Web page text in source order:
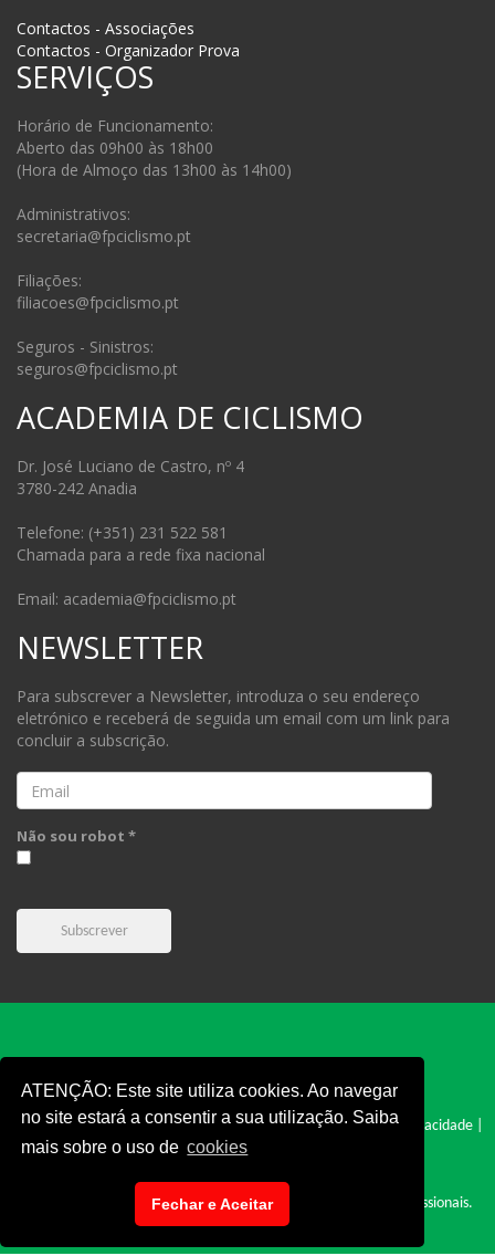
ATENÇÃO: Este site utiliza cookies. Ao navegar
no site estará a consentir a sua utilização. Saiba
mais sobre o uso de cookies
Fechar e Aceitar
Contactos - Associações
Contactos - Organizador Prova
SERVIÇOS
Horário de Funcionamento:
Aberto das 09h00 às 18h00
(Hora de Almoço das 13h00 às 14h00)
Administrativos:
secretaria@fpciclismo.pt
Filiações:
filiacoes@fpciclismo.pt
Seguros - Sinistros:
seguros@fpciclismo.pt
ACADEMIA DE CICLISMO
Dr. José Luciano de Castro, nº 4
3780-242 Anadia
Telefone: (+351) 231 522 581
Chamada para a rede fixa nacional
Email: academia@fpciclismo.pt
NEWSLETTER
Para subscrever a Newsletter, introduza o seu endereço
eletrónico e receberá de seguida um email com um link para
concluir a subscrição.
Email
Não sou robot *
Subscrever
FPC © 2019 - Todos os direitos reservados |Cookies|Politica e Privacidade
Termos e Condições|Denúncia
Site desenvolvido por: Cyclopnet - Desenvolvimento de Sites Profissionais.